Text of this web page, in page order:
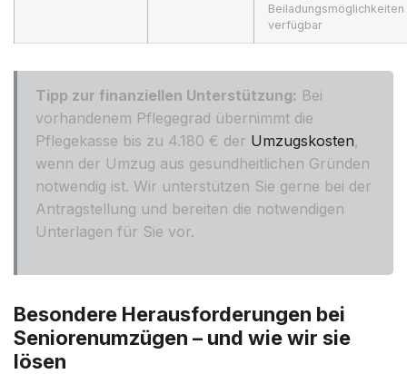
Beiladungsmöglichkeiten
verfügbar
Tipp zur finanziellen Unterstützung: Bei
vorhandenem Pflegegrad übernimmt die
Pflegekasse bis zu 4.180 € der Umzugskosten,
wenn der Umzug aus gesundheitlichen Gründen
notwendig ist. Wir unterstützen Sie gerne bei der
Antragstellung und bereiten die notwendigen
Unterlagen für Sie vor.
Besondere Herausforderungen bei
Seniorenumzügen – und wie wir sie
lösen